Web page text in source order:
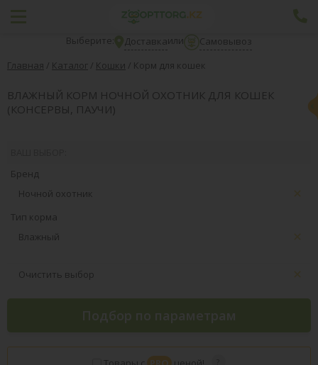
Выберите: Доставкаили
Самовывоз
Главная / Каталог / Кошки / Корм для кошек
ВЛАЖНЫЙ КОРМ НОЧНОЙ ОХОТНИК ДЛЯ КОШЕК
(КОНСЕРВЫ, ПАУЧИ)
Бренд
Ночной охотник
Тип корма
Влажный
Очистить выбор
Подбор по параметрам